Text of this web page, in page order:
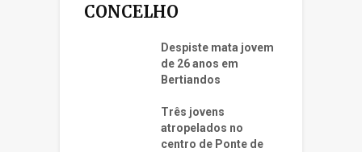
CONCELHO
Despiste mata jovem
de 26 anos em
Bertiandos
Três jovens
atropelados no
centro de Ponte de